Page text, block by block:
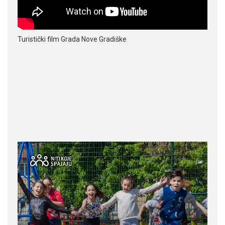
Turistički film Grada Nove Gradiške